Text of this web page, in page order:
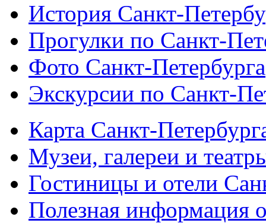
История Санкт-
Прогулки по Санкт-
Фото Санкт-Петербурга
Экскурсии по Санкт-
Карта Санкт-
Музеи, галереи и
Гостиницы и отели
Полезная информация